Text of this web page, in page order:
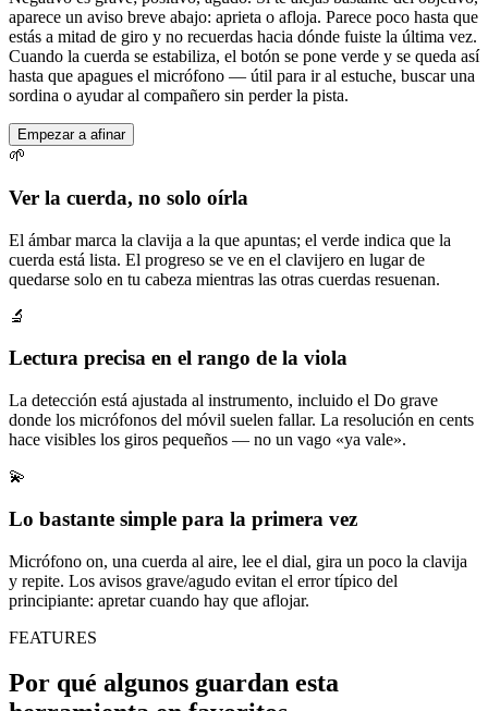
aparece un aviso breve abajo: aprieta o afloja. Parece poco hasta que
estás a mitad de giro y no recuerdas hacia dónde fuiste la última vez.
Cuando la cuerda se estabiliza, el botón se pone verde y se queda así
hasta que apagues el micrófono — útil para ir al estuche, buscar una
sordina o ayudar al compañero sin perder la pista.
Empezar a afinar
🌱
Ver la cuerda, no solo oírla
El ámbar marca la clavija a la que apuntas; el verde indica que la
cuerda está lista. El progreso se ve en el clavijero en lugar de
quedarse solo en tu cabeza mientras las otras cuerdas resuenan.
🔬
Lectura precisa en el rango de la viola
La detección está ajustada al instrumento, incluido el Do grave
donde los micrófonos del móvil suelen fallar. La resolución en cents
hace visibles los giros pequeños — no un vago «ya vale».
💫
Lo bastante simple para la primera vez
Micrófono on, una cuerda al aire, lee el dial, gira un poco la clavija
y repite. Los avisos grave/agudo evitan el error típico del
principiante: apretar cuando hay que aflojar.
FEATURES
Por qué algunos guardan esta